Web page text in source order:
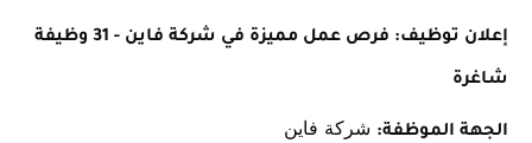
إعلان توظيف: فرص عمل مميزة في شركة فاين - 31 وظيفة
شاغرة
الجهة الموظفة: شركة فاين